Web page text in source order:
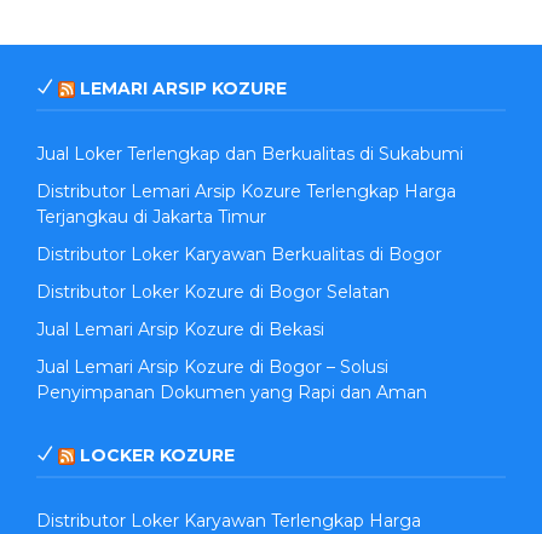
LEMARI ARSIP KOZURE
Jual Loker Terlengkap dan Berkualitas di Sukabumi
Distributor Lemari Arsip Kozure Terlengkap Harga
Terjangkau di Jakarta Timur
Distributor Loker Karyawan Berkualitas di Bogor
Distributor Loker Kozure di Bogor Selatan
Jual Lemari Arsip Kozure di Bekasi
Jual Lemari Arsip Kozure di Bogor – Solusi
Penyimpanan Dokumen yang Rapi dan Aman
LOCKER KOZURE
Distributor Loker Karyawan Terlengkap Harga